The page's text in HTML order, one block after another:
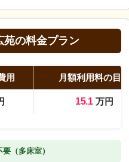
苑の料金プラン
用 月額利用料の目
15.1万円
（多床室）